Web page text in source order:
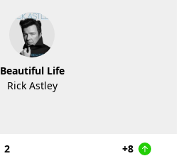
Beautiful Life
Rick Astley
2 +8